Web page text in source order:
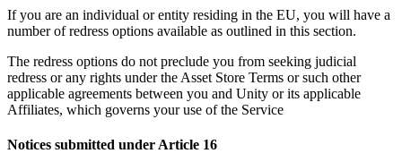
If you are an individual or entity residing in the EU, you will have a
number of redress options available as outlined in this section.
The redress options do not preclude you from seeking judicial
redress or any rights under the Asset Store Terms or such other
applicable agreements between you and Unity or its applicable
Affiliates, which governs your use of the Service
Notices submitted under Article 16